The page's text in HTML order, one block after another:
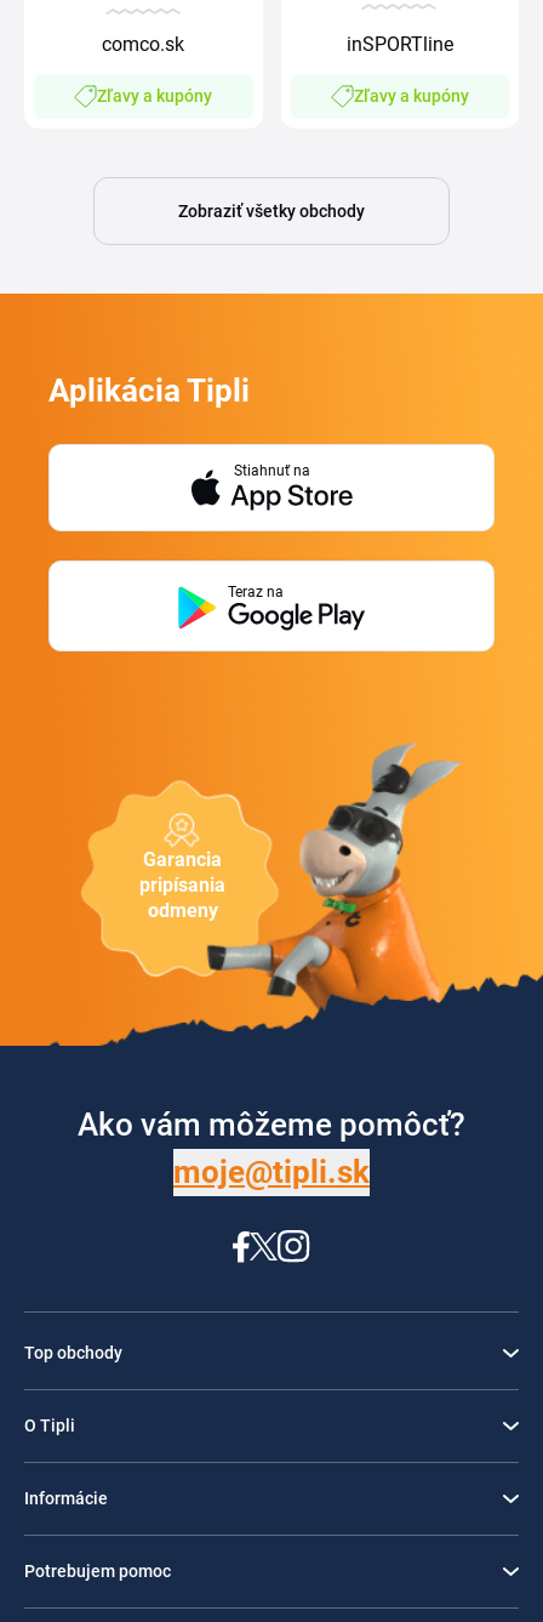
comco.sk
Zľavy a kupóny
inSPORTline
Zľavy a kupóny
Zobraziť všetky obchody
Garancia
pripísania
odmeny
Aplikácia Tipli
Stiahnuť na
Teraz na
Ako vám môžeme pomôcť?
moje@tipli.sk
Top obchody
O Tipli
Informácie
Potrebujem pomoc